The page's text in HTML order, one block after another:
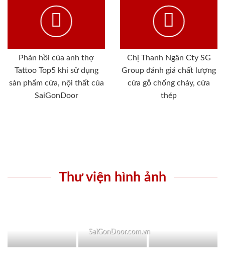
Phản hồi của anh thợ
Tattoo Top5 khi sử dụng
sản phẩm cửa, nội thất của
SaiGonDoor
Chị Thanh Ngân Cty SG
Group đánh giá chất lượng
cửa gỗ chống cháy, cửa
thép
Thư viện hình ảnh
SaiGonDoor.com.vn